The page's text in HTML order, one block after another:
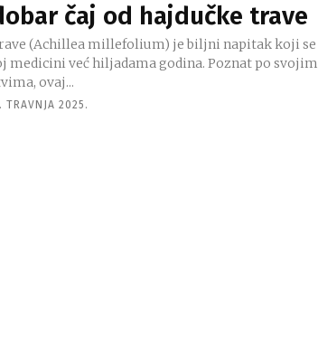
čaj od hajdučke trave
(Achillea millefolium) je biljni napitak koji se
medicini već hiljadama godina. Poznat po svojim
ovaj...
TRAVNJA 2025.